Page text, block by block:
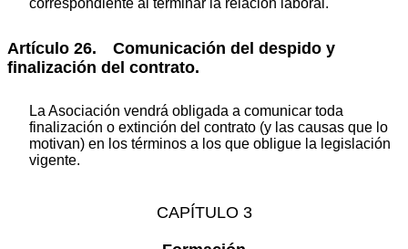
correspondiente al terminar la relación laboral.
Artículo 26. Comunicación del despido y
finalización del contrato.
La Asociación vendrá obligada a comunicar toda
finalización o extinción del contrato (y las causas que lo
motivan) en los términos a los que obligue la legislación
vigente.
CAPÍTULO 3